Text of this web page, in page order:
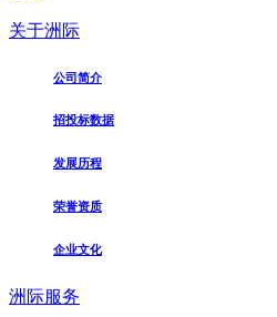
关于洲际
公司简介
招投标数据
发展历程
荣誉资质
企业文化
洲际服务